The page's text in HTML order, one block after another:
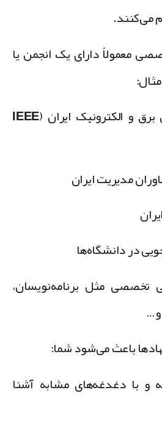
معمولاً دارای یک انجمن یا
انجمن مهندسان برق و الکترونیک ایران (IEEE
مدیریت ایران
دانشگاه‌ها
مثل برنامه‌نویسان،
باعث می‌شود شما:
با دغدغه‌های مشابه آشنا